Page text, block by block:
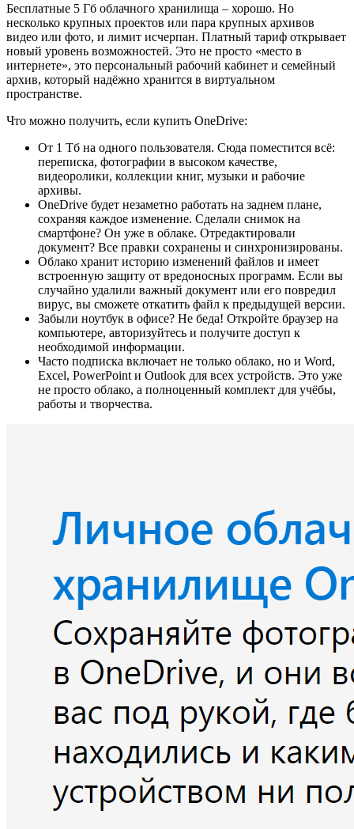
Бесплатные 5 Гб облачного хранилища – хорошо. Но
несколько крупных проектов или пара крупных архивов
видео или фото, и лимит исчерпан. Платный тариф открывает
новый уровень возможностей. Это не просто «место в
интернете», это персональный рабочий кабинет и семейный
архив, который надёжно хранится в виртуальном
пространстве.
Что можно получить, если купить OneDrive:
От 1 Тб на одного пользователя. Сюда поместится всё:
переписка, фотографии в высоком качестве,
видеоролики, коллекции книг, музыки и рабочие
архивы.
OneDrive будет незаметно работать на заднем плане,
сохраняя каждое изменение. Сделали снимок на
смартфоне? Он уже в облаке. Отредактировали
документ? Все правки сохранены и синхронизированы.
Облако хранит историю изменений файлов и имеет
встроенную защиту от вредоносных программ. Если вы
случайно удалили важный документ или его повредил
вирус, вы сможете откатить файл к предыдущей версии.
Забыли ноутбук в офисе? Не беда! Откройте браузер на
компьютере, авторизуйтесь и получите доступ к
необходимой информации.
Часто подписка включает не только облако, но и Word,
Excel, PowerPoint и Outlook для всех устройств. Это уже
не просто облако, а полноценный комплект для учёбы,
работы и творчества.